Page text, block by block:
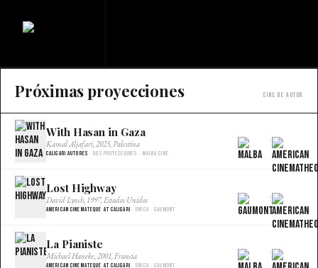
Próximas proyecciones Cine de autor
With Hasan in Gaza
Kamal Aljafari, 2025, Palestina
Caligari Autores · Dos proyecciones · Malba Cine
×
Lost Highway
David Lynch, 1997, Estados Unidos
American Cinemateque at Caligari · Única · Gaumont
×
La Pianiste
Michael Haneke, 2001, Francia
American Cinemateque at Caligari · Única · Gaumont
×